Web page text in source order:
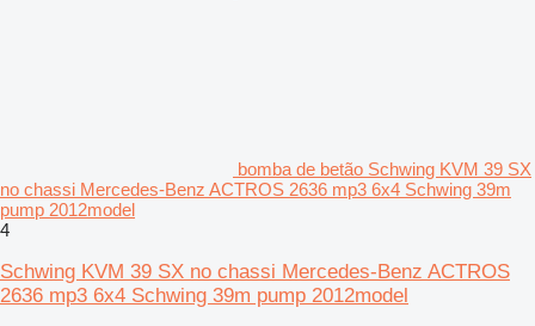
bomba de betão Schwing KVM 39 SX
no chassi Mercedes-Benz ACTROS 2636 mp3 6x4 Schwing 39m
pump 2012model
4
Schwing KVM 39 SX no chassi Mercedes-Benz ACTROS
2636 mp3 6x4 Schwing 39m pump 2012model